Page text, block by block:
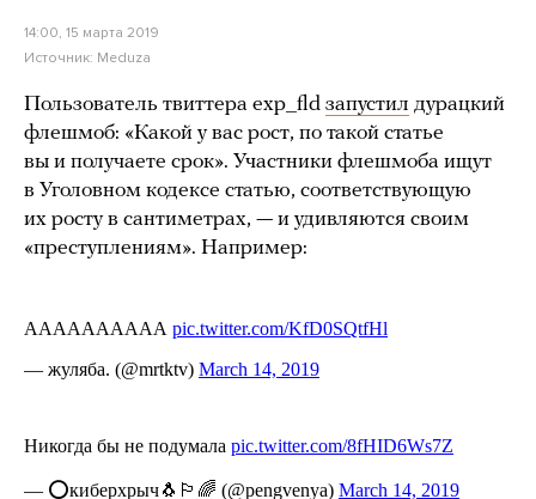
14:00, 15 марта 2019
Источник: Meduza
Пользователь твиттера exp_fld запустил дурацкий
флешмоб: «Какой у вас рост, по такой статье
вы и получаете срок». Участники флешмоба ищут
в Уголовном кодексе статью, соответствующую
их росту в сантиметрах, — и удивляются своим
«преступлениям». Например: